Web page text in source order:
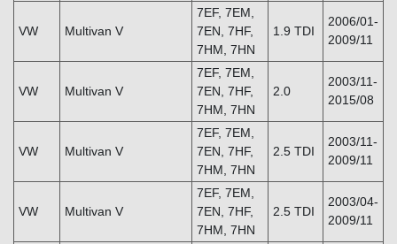
VW Multivan V
7EF, 7EM,
7EN, 7HF,
7HM, 7HN
1.9 TDI
2006/01-
2009/11
VW Multivan V
7EF, 7EM,
7EN, 7HF,
7HM, 7HN
2.0
2003/11-
2015/08
VW Multivan V
7EF, 7EM,
7EN, 7HF,
7HM, 7HN
2.5 TDI
2003/11-
2009/11
VW Multivan V
7EF, 7EM,
7EN, 7HF,
7HM, 7HN
2.5 TDI
2003/04-
2009/11